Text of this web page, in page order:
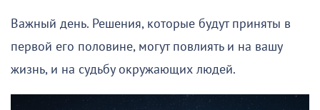
Важный день. Решения, которые будут приняты в
первой его половине, могут повлиять и на вашу
жизнь, и на судьбу окружающих людей.